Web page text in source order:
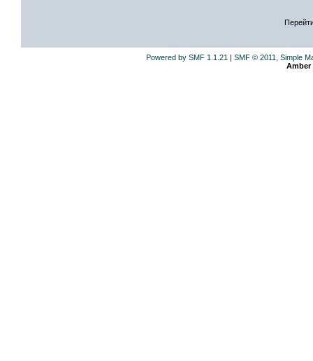
Powered by SMF 1.1.21 | SMF © 2011, Simple
Amber